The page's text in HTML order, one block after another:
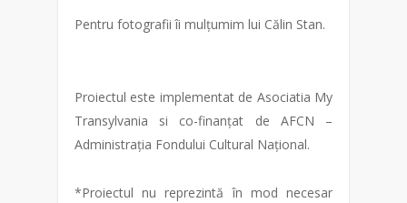
Pentru fotografii îi mulțumim lui Călin Stan.
Proiectul este implementat de Asociatia My
Transylvania si co-finanțat de AFCN –
Administrația Fondului Cultural Național.
*Proiectul nu reprezintă în mod necesar